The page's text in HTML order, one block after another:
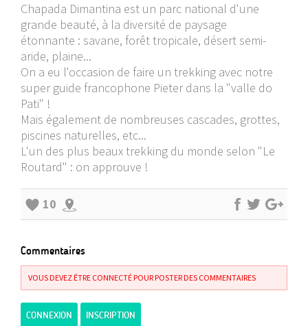
Chapada Dimantina est un parc national d'une
grande beauté, à la diversité de paysage
étonnante : savane, forêt tropicale, désert semi-
aride, plaine...
On a eu l'occasion de faire un trekking avec notre
super guide francophone Pieter dans la "valle do
Pati" !
Mais également de nombreuses cascades, grottes,
piscines naturelles, etc...
L'un des plus beaux trekking du monde selon "Le
Routard" : on approuve !
10
Commentaires
VOUS DEVEZ ÊTRE CONNECTÉ POUR POSTER DES COMMENTAIRES
CONNEXION INSCRIPTION